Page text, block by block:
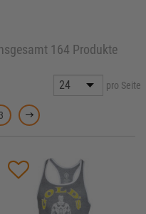
164 Produkte
pro Seite
3